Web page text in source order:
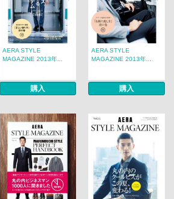
AERA STYLE
MAGAZINE 2013年...
購入
AERA STYLE
MAGAZINE 2013年...
購入